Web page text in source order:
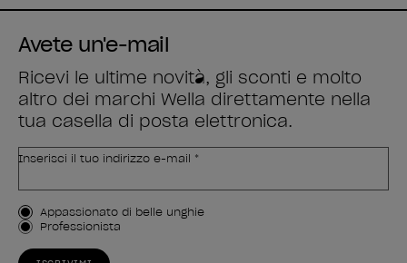
Avete un'e-mail
Ricevi le ultime novità, gli sconti e molto
altro dei marchi Wella direttamente nella
tua casella di posta elettronica.
Inserisci il tuo indirizzo e-mail *
Tipo di cliente
Appassionato di belle unghie
Professionista